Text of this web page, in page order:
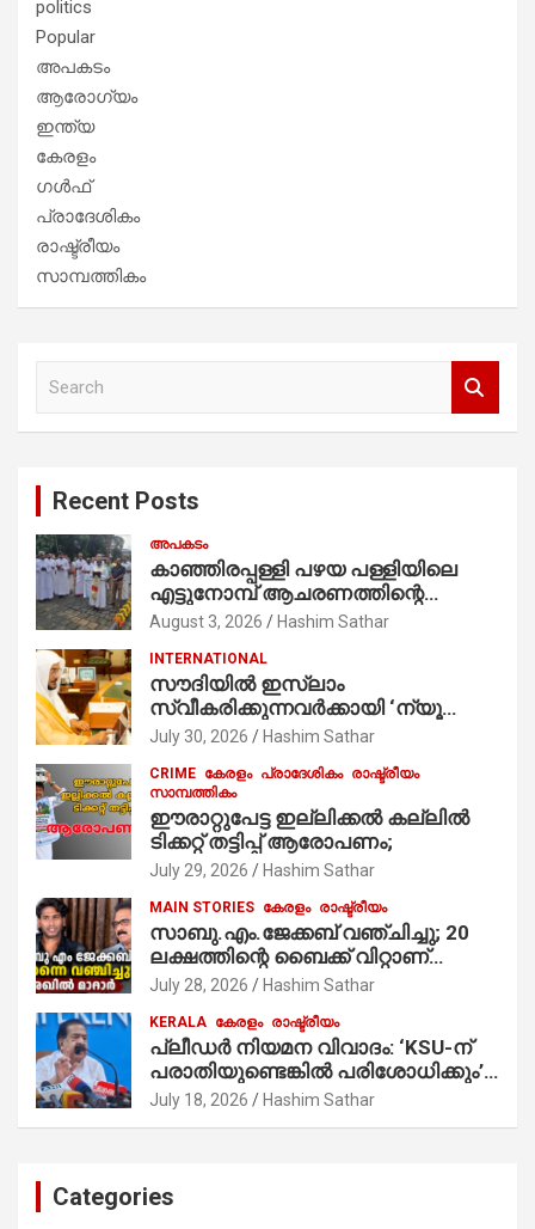
politics
Popular
അപകടം
ആരോഗ്യം
ഇന്ത്യ
കേരളം
ഗൾഫ്
പ്രാദേശികം
രാഷ്ട്രീയം
സാമ്പത്തികം
Recent Posts
അപകടം
കാഞ്ഞിരപ്പള്ളി പഴയ പള്ളിയിലെ
എട്ടുനോമ്പ് ആചരണത്തിന്റെ
ഭാഗമായുള്ള പന്തലിന്റെ കാൽനാട്ട്
കുര്യൻ താമരശ്ശേരി
നിർവഹിക്കുന്നു.
August 3, 2026 Hashim Sathar
INTERNATIONAL
സൗദിയില്‍ ഇസ്‌ലാം
സ്വീകരിക്കുന്നവര്‍ക്കായി ‘ന്യൂ
മുസ്ലിം’ ഡിജിറ്റല്‍ കാര്‍ഡ് സേവനം
July 30, 2026 Hashim Sathar
CRIME കേരളം പ്രാദേശികം രാഷ്ട്രീയം
സാമ്പത്തികം
ഈരാറ്റുപേട്ട ഇല്ലിക്കൽ കല്ലിൽ
ടിക്കറ്റ് തട്ടിപ്പ് ആരോപണം;
July 29, 2026 Hashim Sathar
MAIN STORIES കേരളം രാഷ്ട്രീയം
സാബു.എം.ജേക്കബ് വഞ്ചിച്ചു; 20
ലക്ഷത്തിന്റെ ബൈക്ക് വിറ്റാണ്
തൃക്കാക്കരയില്‍ മത്സരിച്ചത്!
മാത്രമാണ് ഉണ്ടായിരുന്നത്;
സാബുവിന്റേത് വ്യക്തിപരമായ
നേട്ടത്തിനുള്ള പാര്‍ട്ടി; ഇപ്പോള്‍
ഫോണ്‍ വിളിച്ചാല്‍ എടുക്കില്ല;
തിരഞ്ഞെടുപ്പിലെ ദുരനുഭവങ്ങള്‍
July 28, 2026 Hashim Sathar
KERALA കേരളം രാഷ്ട്രീയം
പ്ലീഡർ നിയമന വിവാദം: ‘KSU-ന്
പരാതിയുണ്ടെങ്കിൽ പരിശോധിക്കും’;
രമേശ് ചെന്നിത്തല
July 18, 2026 Hashim Sathar
Categories